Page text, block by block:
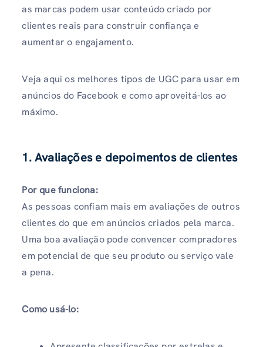
as marcas podem usar conteúdo criado por
clientes reais para construir confiança e
aumentar o engajamento.
Veja aqui os melhores tipos de UGC para usar em
anúncios do Facebook e como aproveitá-los ao
máximo.
1. Avaliações e depoimentos de clientes
Por que funciona:
As pessoas confiam mais em avaliações de outros
clientes do que em anúncios criados pela marca.
Uma boa avaliação pode convencer compradores
em potencial de que seu produto ou serviço vale
a pena.
Como usá-lo: